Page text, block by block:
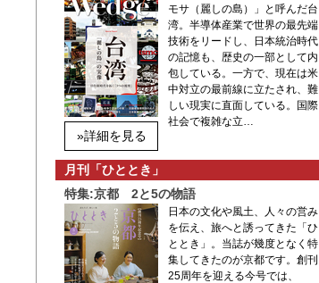
»詳細を見る
モサ（麗しの島）」と呼んだ台
湾。半導体産業で世界の最先端
技術をリードし、日本統治時代
の記憶も、歴史の一部として内
包している。一方で、現在は米
中対立の最前線に立たされ、難
しい現実に直面している。国際
社会で複雑な立…
月刊「ひととき」
特集:京都 2と5の物語
日本の文化や風土、人々の営み
を伝え、旅へと誘ってきた「ひ
ととき」。当誌が幾度となく特
集してきたのが京都です。創刊
25周年を迎える今号では、